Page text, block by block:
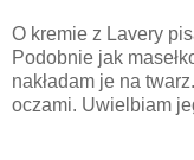
O kremie z Lavery
Podobnie jak
nakładam je na
oczami. Uwielbiam